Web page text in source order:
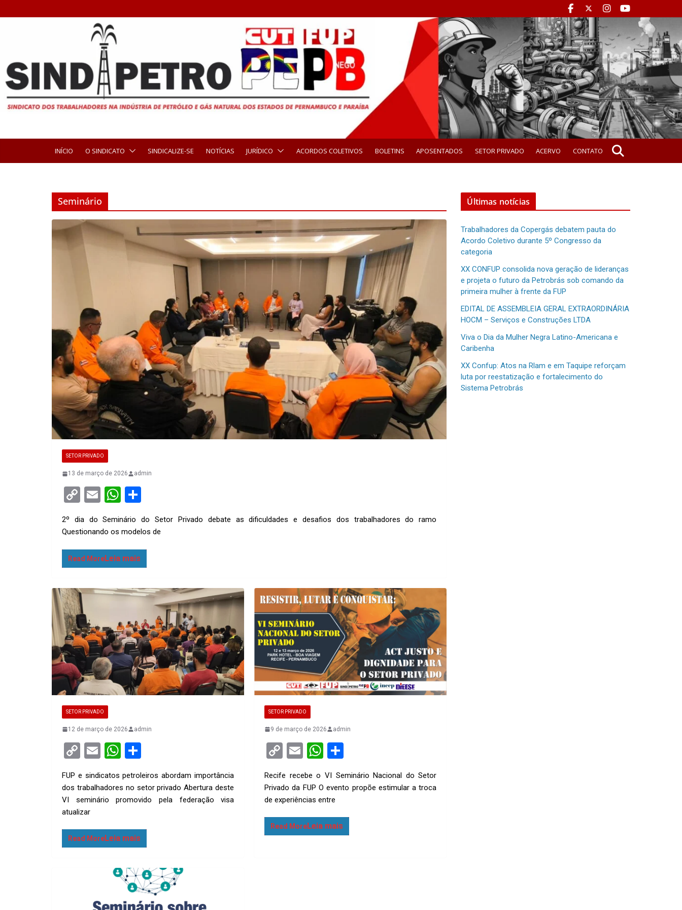
INÍCIO O SINDICATO SINDICALIZE-SE NOTÍCIAS JURÍDICO ACORDOS COLETIVOS BOLETINS APOSENTADOS SETOR PRIVADO ACERVO CONTATO
Seminário
SETOR PRIVADO
13 de março de 2026 admin
C
py
n
E
ail
W
at
A
p
ar
2º dia do Seminário do Setor Privado debate as dificuldades e desafios dos trabalhadores do ramo
Questionando os modelos de
Read More
SETOR PRIVADO
12 de março de 2026 admin
C
py
Li
n
k
E
ail
W
at
s
p
p
ar
e
FUP e sindicatos petroleiros abordam importância
dos trabalhadores no setor privado Abertura deste
VI seminário promovido pela federação visa
atualizar
Read More
SETOR PRIVADO
9 de março de 2026 admin
C
py
Li
n
k
E
ail
W
at
s
A
p
ar
Recife recebe o VI Seminário Nacional do Setor
Privado da FUP O evento propõe estimular a troca
de experiências entre
Read More
Últimas notícias
Trabalhadores da Copergás debatem pauta do
Acordo Coletivo durante 5º Congresso da
categoria
XX CONFUP consolida nova geração de lideranças
e projeta o futuro da Petrobrás sob comando da
primeira mulher à frente da FUP
EDITAL DE ASSEMBLEIA GERAL EXTRAORDINÁRIA
HOCM – Serviços e Construções LTDA
Viva o Dia da Mulher Negra Latino-Americana e
Caribenha
XX Confup: Atos na Rlam e em Taquipe reforçam
luta por reestatização e fortalecimento do
Sistema Petrobrás